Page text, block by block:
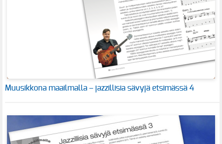
Muusikkona maailmalla – jazzillisia sävyjä etsimässä 4